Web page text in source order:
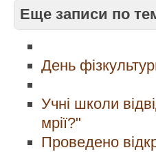
Еще записи по
День
Учні школи
мрії?"
Проведено